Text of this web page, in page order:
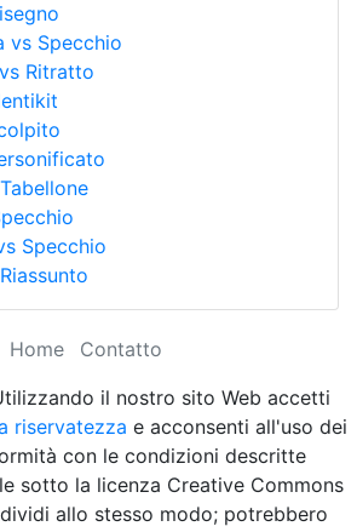
vs Specchio
Ritratto
Specchio
Home
Contatto
il nostro sito Web accetti
riservatezza e acconsenti all'uso dei
con le condizioni descritte
sotto la licenza Creative Commons
allo stesso modo; potrebbero